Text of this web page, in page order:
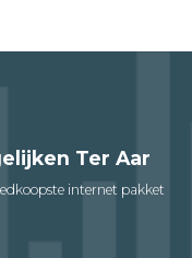
Ter Aar
internet pakket